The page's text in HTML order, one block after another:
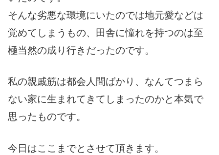
そんな劣悪な環境にいたのでは地元愛などは
覚めてしまうもの、田舎に憧れを持つのは至
極当然の成り行きだったのです。
私の親戚筋は都会人間ばかり、なんてつまら
ない家に生まれてきてしまったのかと本気で
思ったものです。
今日はここまでとさせて頂きます。